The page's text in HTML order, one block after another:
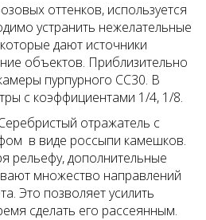
оттенков, используется
устранить нежелательные
дают источники
объектов. Приблизительно
пурпурного CC30. В
с коэффициентами 1/4, 1/8.
отражатель с
в виде россыпи камешков.
рельефу, дополнительные
множество направлений
Это позволяет усилить
сделать его рассеянным.